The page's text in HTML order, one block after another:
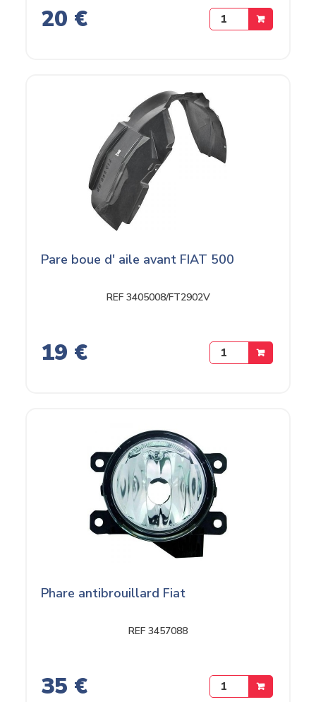
20 €
Pare boue d' aile avant FIAT 500
REF 3405008/FT2902V
19 €
Phare antibrouillard Fiat
REF 3457088
35 €